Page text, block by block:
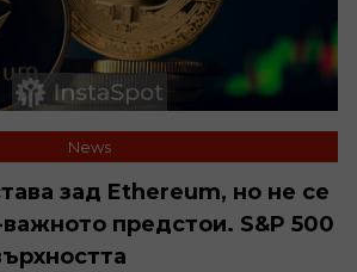
News
зад Ethereum, но не се
предстои. S&P 500